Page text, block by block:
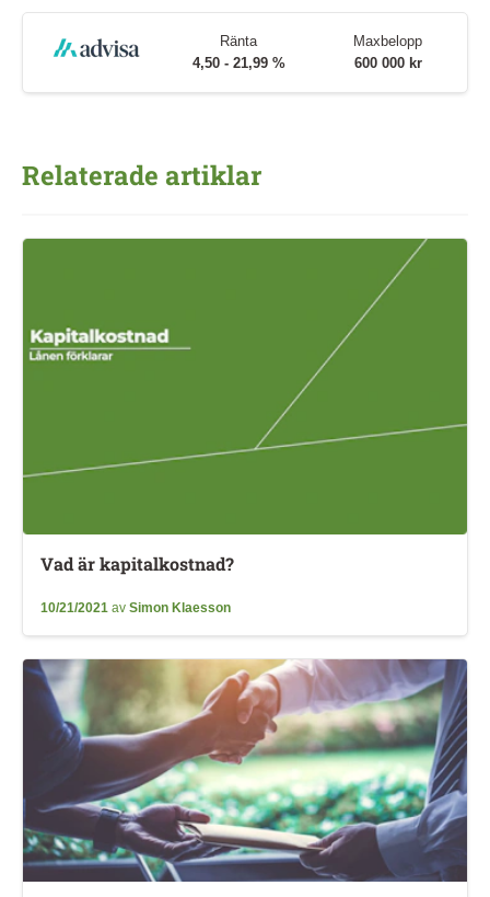
Ränta
4,50 - 21,99 %
Maxbelopp
600 000 kr
Relaterade artiklar
Vad är kapitalkostnad?
10/21/2021 av Simon Klaesson